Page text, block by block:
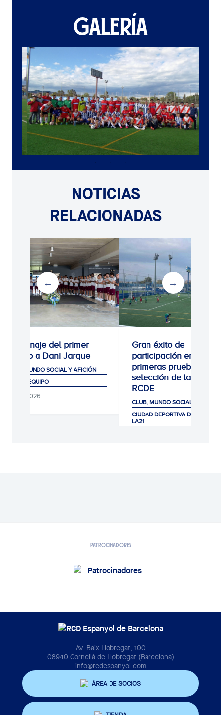
GALERÍA
NOTICIAS
RELACIONADAS
Homenaje del primer
equipo a Dani Jarque
CLUB, MUNDO SOCIAL Y AFICIÓN
PRIMER EQUIPO
07/08/2026
Gran éxito de
participación en las
primeras pruebas de
selección de la Escola
RCDE
CLUB, MUNDO SOCIAL Y
CIUDAD DEPORTIVA DANI
LA21
PATROCINADORES
Av. Baix Llobregat, 100
08940 Cornellà de Llobregat (Barcelona)
info@rcdespanyol.com
ÁREA DE SOCIOS